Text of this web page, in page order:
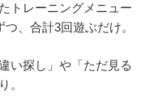
トレーニングメニュー
、合計3回遊ぶだけ。
い探し」や「ただ見る
。